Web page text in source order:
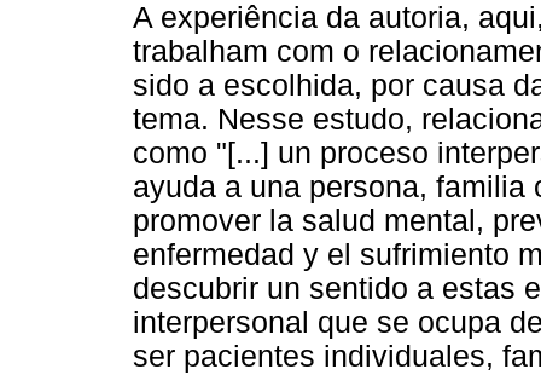
A experiência da autoria,
trabalham com o
sido a escolhida, por causa
tema. Nesse estudo,
como "[...] un proceso
ayuda a una persona,
promover la salud mental,
enfermedad y el sufrimiento
descubrir un sentido a estas
interpersonal que se ocupa
ser pacientes individuales,